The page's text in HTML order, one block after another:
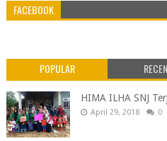
FACEBOOK
POPULAR
HIMA ILHA SNJ
April 29, 2018 0